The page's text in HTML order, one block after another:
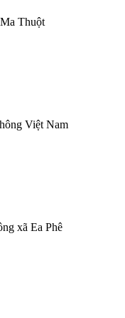
Thuột
Việt Nam
xã Ea Phê